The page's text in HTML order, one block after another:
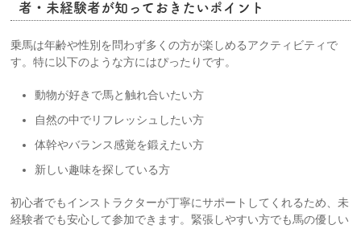
者・未経験者が知っておきたいポイント
乗馬は年齢や性別を問わず多くの方が楽しめるアクティビティで
す。特に以下のような方にはぴったりです。
動物が好きで馬と触れ合いたい方
自然の中でリフレッシュしたい方
体幹やバランス感覚を鍛えたい方
新しい趣味を探している方
初心者でもインストラクターが丁寧にサポートしてくれるため、未
経験者でも安心して参加できます。緊張しやすい方でも馬の優しい